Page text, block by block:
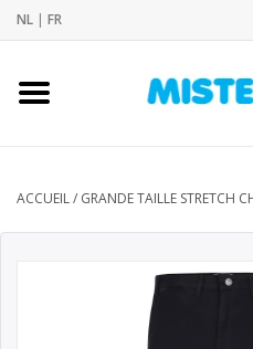
NL | FR
Accueil
Notre Boutique
ACCUEIL/ GRANDE TAILLE STRETCH